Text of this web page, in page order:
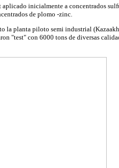
inicialmente a concentrados
de plomo -zinc.
la planta piloto semi industrial
"test" con 6000 tons de diversas